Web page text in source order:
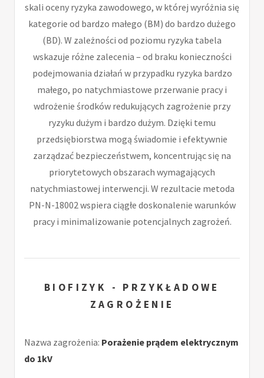
skali oceny ryzyka zawodowego, w której wyróżnia się
kategorie od bardzo małego (BM) do bardzo dużego
(BD). W zależności od poziomu ryzyka tabela
wskazuje różne zalecenia – od braku konieczności
podejmowania działań w przypadku ryzyka bardzo
małego, po natychmiastowe przerwanie pracy i
wdrożenie środków redukujących zagrożenie przy
ryzyku dużym i bardzo dużym. Dzięki temu
przedsiębiorstwa mogą świadomie i efektywnie
zarządzać bezpieczeństwem, koncentrując się na
priorytetowych obszarach wymagających
natychmiastowej interwencji. W rezultacie metoda
PN-N-18002 wspiera ciągłe doskonalenie warunków
pracy i minimalizowanie potencjalnych zagrożeń.
BIOFIZYK - PRZYKŁADOWE
ZAGROŻENIE
Nazwa zagrożenia: Porażenie prądem elektrycznym
do 1kV